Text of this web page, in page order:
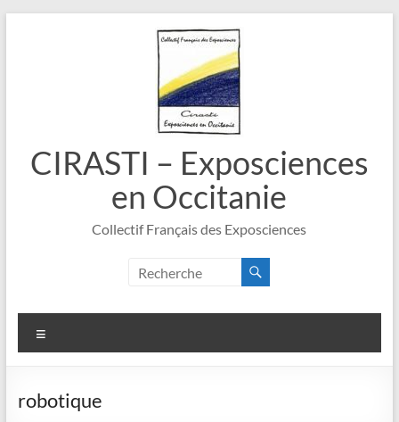
CIRASTI – Exposciences
en Occitanie
Collectif Français des Exposciences
robotique